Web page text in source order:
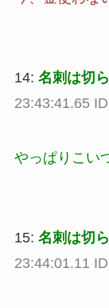
14: 名刺は切
23:43:41.65
やっぱりこい
15: 名刺は切
23:44:01.11